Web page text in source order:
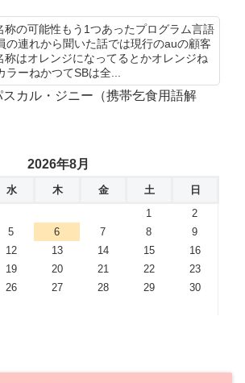
称の可能性もう1つあったプログラム言語
の連れから聞いた話では現行のauの顧客
称はオレンジになってるとかオレンジね
ラーねかつてSBは全...
カル・ジニー（携帯乞食用語解
2026年8月
水 木 金 土
日
1
2
5 6 7 8
9
12 13 14 15
16
19 20 21 22
23
26 27 28 29
30